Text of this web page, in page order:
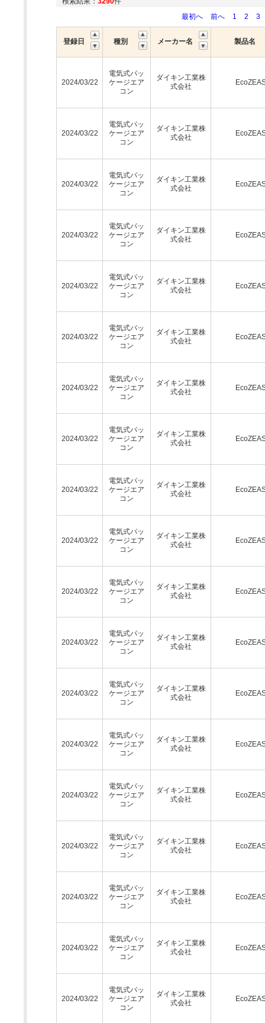
最初へ
前へ 1 2 3
登録日 種別 メーカー名 製品名
2024/03/22
電気式パッ
ケージエア
コン
ダイキン工業株
式会社
2024/03/22
電気式パッ
ケージエア
コン
ダイキン工業株
式会社
2024/03/22
電気式パッ
ケージエア
コン
ダイキン工業株
式会社
2024/03/22
電気式パッ
ケージエア
コン
ダイキン工業株
式会社
2024/03/22
電気式パッ
ケージエア
コン
ダイキン工業株
式会社
2024/03/22
電気式パッ
ケージエア
コン
ダイキン工業株
式会社
2024/03/22
電気式パッ
ケージエア
コン
ダイキン工業株
式会社
2024/03/22
電気式パッ
ケージエア
コン
ダイキン工業株
式会社
2024/03/22
電気式パッ
ケージエア
コン
ダイキン工業株
式会社
2024/03/22
電気式パッ
ケージエア
コン
ダイキン工業株
式会社
2024/03/22
電気式パッ
ケージエア
コン
ダイキン工業株
式会社
2024/03/22
電気式パッ
ケージエア
コン
ダイキン工業株
式会社
2024/03/22
電気式パッ
ケージエア
コン
ダイキン工業株
式会社
2024/03/22
電気式パッ
ケージエア
コン
ダイキン工業株
式会社
2024/03/22
電気式パッ
ケージエア
コン
ダイキン工業株
式会社
2024/03/22
電気式パッ
ケージエア
コン
ダイキン工業株
式会社
2024/03/22
電気式パッ
ケージエア
コン
ダイキン工業株
式会社
2024/03/22
電気式パッ
ケージエア
コン
ダイキン工業株
式会社
2024/03/22
電気式パッ
ケージエア
コン
ダイキン工業株
式会社